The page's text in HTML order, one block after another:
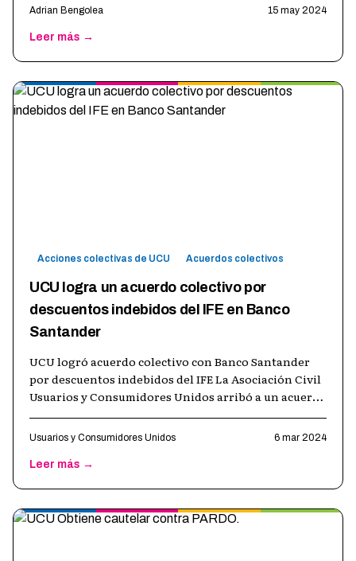
Adrian Bengolea 15 may 2024
Leer más →
Acciones colectivas de UCU Acuerdos colectivos
UCU logra un acuerdo colectivo por
descuentos indebidos del IFE en Banco
Santander
UCU logró acuerdo colectivo con Banco Santander
por descuentos indebidos del IFE La Asociación Civil
Usuarios y Consumidores Unidos arribó a un acuerdo
Usuarios y Consumidores Unidos 6 mar 2024
Leer más →